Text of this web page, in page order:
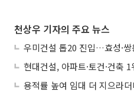
천상우 기자의 주요 뉴스
우미건설 톱20 진입…효성·쌍